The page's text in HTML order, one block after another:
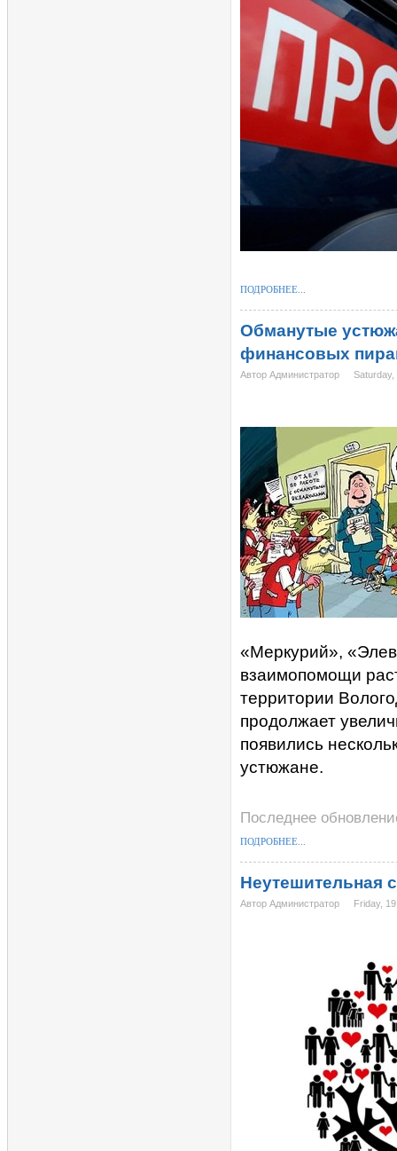
ПОДРОБНЕЕ...
Обманутые
финансовых
Автор Администратор
«Меркурий»,
взаимопомощи
территории
продолжает
появились
устюжане.
Последнее
ПОДРОБНЕЕ...
Неутешительная
Автор Администратор Friday,